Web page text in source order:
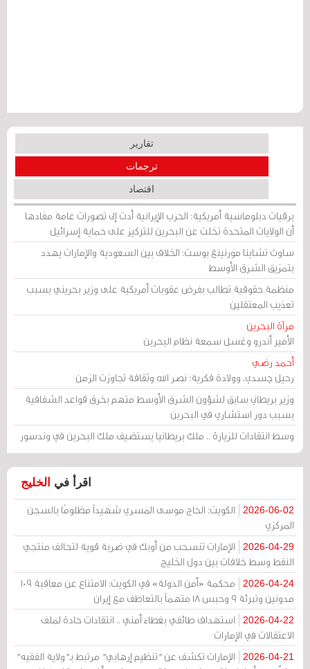
تقارير
ترجمات
اقتصاد
برقيات دبلوماسية أمريكية: الحرب الإيرانية أدت إلى تصورات عامة مفادها
أن الولايات المتحدة تخلت عن البحرين للتركيز على حماية إسرائيل
ساوث تشاينا مورنينغ بوست: الخلاف بين السعودية والإمارات يهدد
بتمزيق الشرق الأوسط
منظمة حقوقية تطالب بفرض عقوبات أمريكية على وزير بحريني بسبب
تعذيب المعتقلين
مرآة البحرين
الأمير أندرو وغسل سمعة نظام البحرين
أحمد رضي
رحيل جسدي، وولادة فكرية: نصر الله وثقافة تجاوزت الزمن
وزير بريطاني سابق لشؤون الشرق الأوسط متهم بخرق قواعد الشفافية
بسبب دور استشاري في البحرين
وسط انتقادات للزيارة .. ملك بريطانيا يستضيف ملك البحرين في وندسور
اقرأ في الخليج
2026-06-02
الكويت: الحاج موسى المسري شهيداً مظلومًا بالسجن
المركزي
2026-04-29
الإمارات تنسحب من أوبك في ضربة قوية لتحالف منتجي
النفط وسط خلافات بين دول الخليج
2026-04-24
محكمة «أمن الدولة» في الكويت: الامتناع عن معاقبة 109
مدونين وتبرئة 9 وحبس 18 متهماً بالتعاطف مع إيران
2026-04-22
استهداف طائفي بغطاء أمني .. انتقادات حادة لملف
الاعتقالات في الإمارات
2026-04-21
الإمارات تكشف عن "تنظيم إرهابي" مرتبط بـ"ولاية الفقيه"